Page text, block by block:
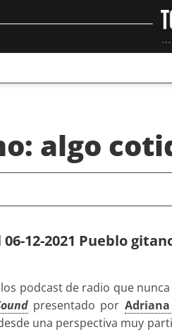
algo
12-2021 Pueblo
podcast de radio que
presentado por
una perspectiva muy